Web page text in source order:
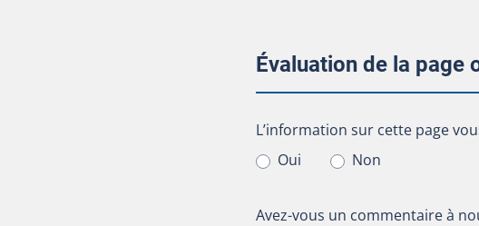
Évaluation de la page
L’information sur cette page
L’information sur cette page
Oui
Non
Avez-vous un commentaire à